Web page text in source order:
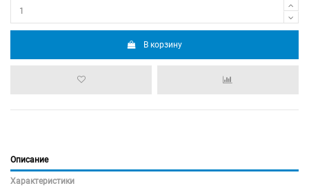
В корзину
Описание
Характеристики